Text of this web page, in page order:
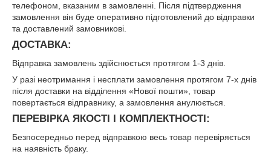
телефоном, вказаним в замовленні. Після підтвердження
замовлення він буде оперативно підготовлений до відправки
та доставлений замовникові.
ДОСТАВКА:
Відправка замовлень здійснюється протягом 1-3 днів.
У разі неотримання і несплати замовлення протягом 7-х днів
після доставки на відділення «Нової пошти», товар
повертається відправнику, а замовлення анулюється.
ПЕРЕВІРКА ЯКОСТІ І КОМПЛЕКТНОСТІ:
Безпосередньо перед відправкою весь товар перевіряється
на наявність браку.